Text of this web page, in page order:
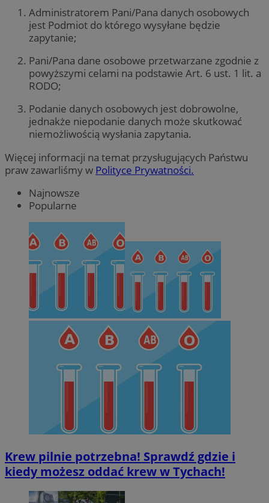
Administratorem Pani/Pana danych osobowych
jest Podmiot do którego wysyłane będzie
zapytanie;
Pani/Pana dane osobowe przetwarzane zgodnie z
powyższymi celami na podstawie Art. 6 ust. 1 lit. a
RODO;
Podanie danych osobowych jest dobrowolne,
jednakże niepodanie danych może skutkować
niemożliwością wysłania zapytania.
Więcej informacji na temat przysługujących Państwu
praw zawarliśmy w Polityce Prywatności.
Najnowsze
Popularne
Krew pilnie potrzebna! Sprawdź gdzie i
kiedy możesz oddać krew w Tychach!